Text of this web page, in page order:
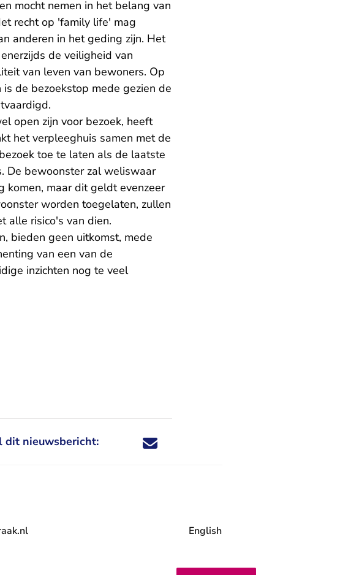
mocht nemen in het belang van
recht op 'family life' mag
anderen in het geding zijn. Het
de veiligheid van
van leven van bewoners. Op
de bezoekstop mede gezien de
open zijn voor bezoek, heeft
het verpleeghuis samen met de
toe te laten als de laatste
De bewoonster zal weliswaar
komen, maar dit geldt evenzeer
worden toegelaten, zullen
alle risico's van dien.
bieden geen uitkomst, mede
van een van de
inzichten nog te veel
dit nieuwsbericht: Deel dit nieuwsbericht via X - U verlaat
Deel dit nieuwsbericht via Facebook - U
Deel dit nieuwsbericht via e-mail
Deel dit nieuwsbericht via LinkedIn - U
English